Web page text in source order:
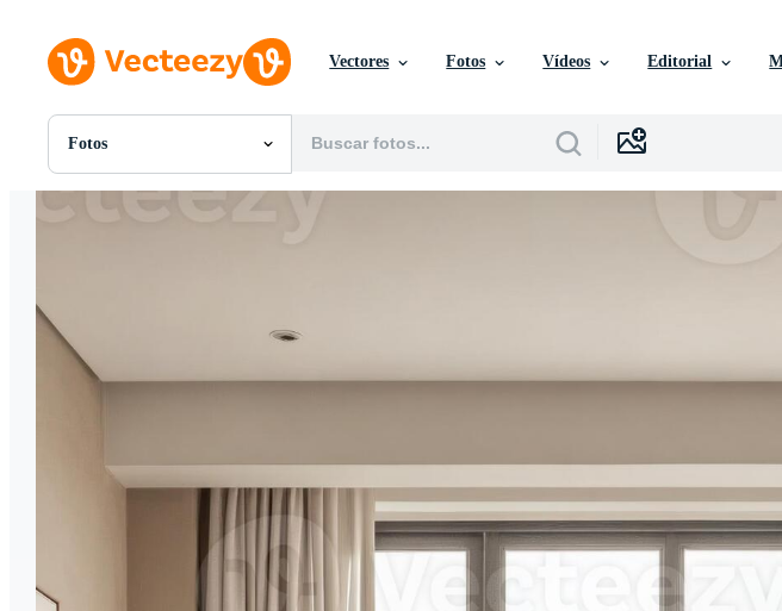
Vectores Fotos Vídeos Editorial
Fotos
Todas Imágenes